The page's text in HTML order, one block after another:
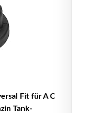
Fit für A C
Tank-